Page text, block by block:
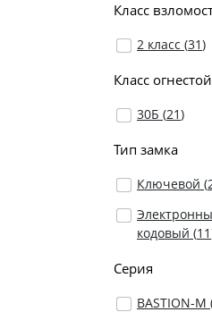
Класс
2 класс (31)
Класс
30Б (21)
Тип замка
Ключевой (
кодовый (11
Серия
BASTION-M